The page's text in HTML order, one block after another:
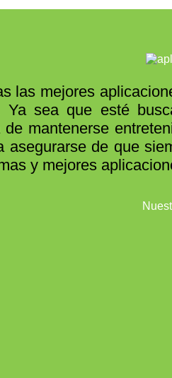
las mejores
Ya sea que esté
mantenerse
asegurarse de que
y mejores